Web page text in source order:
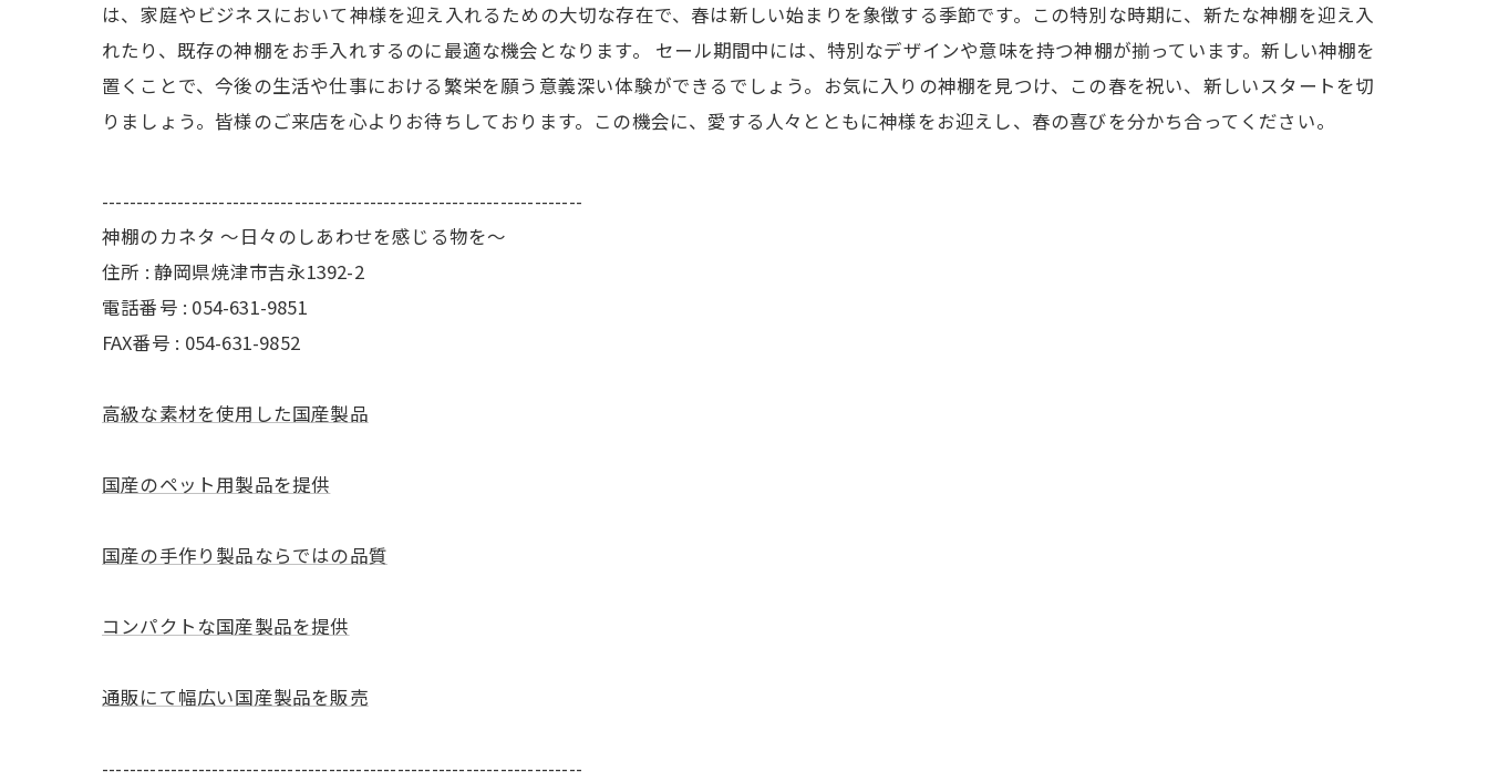
は、家庭やビジネスにおいて神様を迎え入れるための大切な存在で、春は新しい始まりを象徴する季節です。この特別な時期に、新たな神棚を迎え入
れたり、既存の神棚をお手入れするのに最適な機会となります。 セール期間中には、特別なデザインや意味を持つ神棚が揃っています。新しい神棚を
置くことで、今後の生活や仕事における繁栄を願う意義深い体験ができるでしょう。お気に入りの神棚を見つけ、この春を祝い、新しいスタートを切
りましょう。皆様のご来店を心よりお待ちしております。この機会に、愛する人々とともに神様をお迎えし、春の喜びを分かち合ってください。
----------------------------------------------------------------------
神棚のカネタ ～日々のしあわせを感じる物を～
住所 : 静岡県焼津市吉永1392-2
電話番号 : 054-631-9851
FAX番号 : 054-631-9852
高級な素材を使用した国産製品
国産のペット用製品を提供
国産の手作り製品ならではの品質
コンパクトな国産製品を提供
通販にて幅広い国産製品を販売
----------------------------------------------------------------------